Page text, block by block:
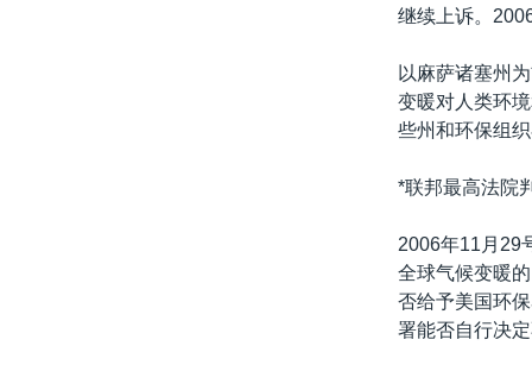
继续上诉。
以麻萨诸塞州
变暖对人类环
些州和环保组
*联邦最高法院
2006年11月29
全球气候变暖
否给予美国环
署能否自行决